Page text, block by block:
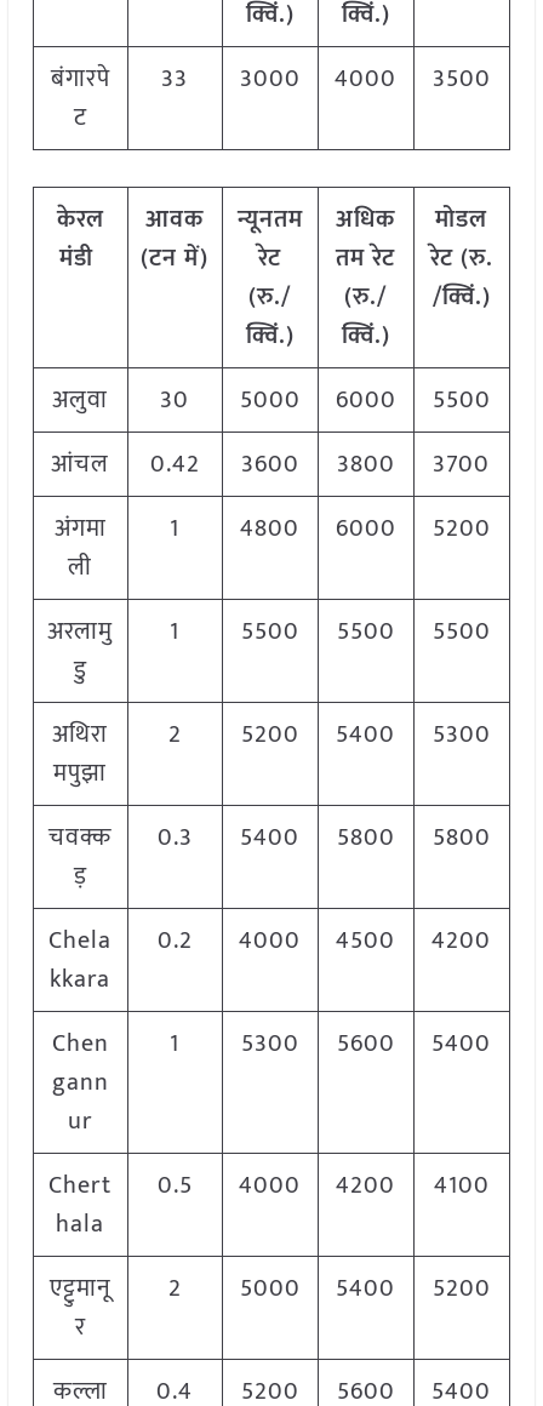
क्विं.)
क्विं.)
बंगारपे
ट
33 3000 4000 3500
केरल
मंडी
आवक
(टन में)
न्यूनतम
रेट
(रु./
क्विं.)
अधिक
तम रेट
(रु./
क्विं.)
मोडल
रेट (रु.
/क्विं.)
अलुवा 30 5000 6000
5500
आंचल
0.42 3600 3800
3700
अंगमा
ली
1 4800 6000 5200
अरलामु
डु
1 5500 5500 5500
अथिरा
मपुझा
2 5200 5400 5300
चवक्क
ड़
0.3 5400 5800 5800
Chela
kkara
0.2 4000 4500 4200
Chen
gann
ur
1 5300 5600 5400
Chert
hala
0.5 4000 4200 4100
एट्टुमानू
र
2 5000 5400 5200
कल्ला 0.4 5200 5600 5400